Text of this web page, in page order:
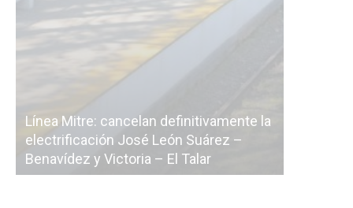
Línea Mitre: cancelan definitivamente la
electrificación José León Suárez –
Benavídez y Victoria – El Talar